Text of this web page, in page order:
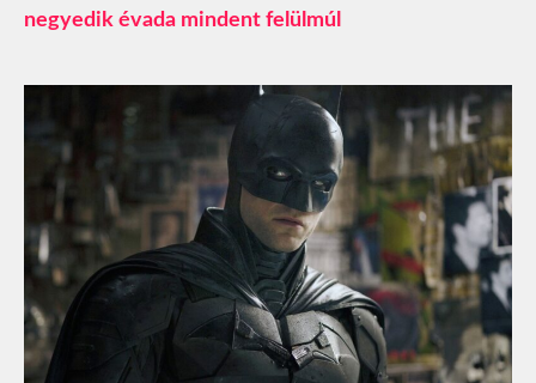
negyedik évada mindent felülmúl